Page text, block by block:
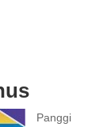
Panggi